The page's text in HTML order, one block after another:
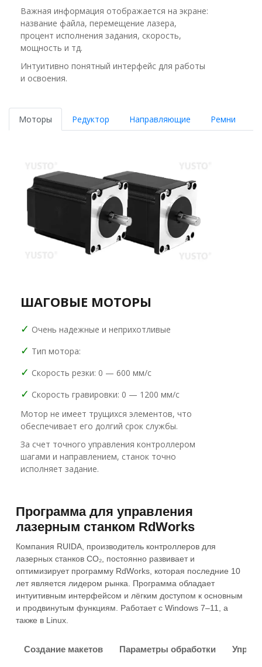
Важная информация отображается на экране:
название файла, перемещение лазера,
процент исполнения задания, скорость,
мощность и тд.
Интуитивно понятный интерфейс для работы
и освоения.
Моторы Редуктор Направляющие Ремни
ШАГОВЫЕ МОТОРЫ
✓ Очень надежные и неприхотливые
✓ Тип мотора:
✓ Скорость резки: 0 — 600 мм/с
✓ Скорость гравировки: 0 — 1200 мм/с
Мотор не имеет трущихся элементов, что
обеспечивает его долгий срок службы.
За счет точного управления контроллером
шагами и направлением, станок точно
исполняет задание.
Программа для управления
лазерным станком RdWorks
Компания RUIDA, производитель контроллеров для
лазерных станков CO₂, постоянно развивает и
оптимизирует программу RdWorks, которая последние 10
лет является лидером рынка. Программа обладает
интуитивным интерфейсом и лёгким доступом к основным
и продвинутым функциям. Работает с Windows 7–11, а
также в Linux.
Создание макетов Параметры обработки